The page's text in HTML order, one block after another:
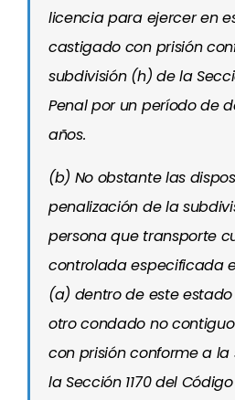
licencia para ejercer en
castigado con prisión
subdivisión (h) de la
Penal por un período de
años.
(b) No obstante las
penalización de la
persona que transporte
controlada especificada
(a) dentro de este
otro condado no
con prisión conforme a
la Sección 1170 del